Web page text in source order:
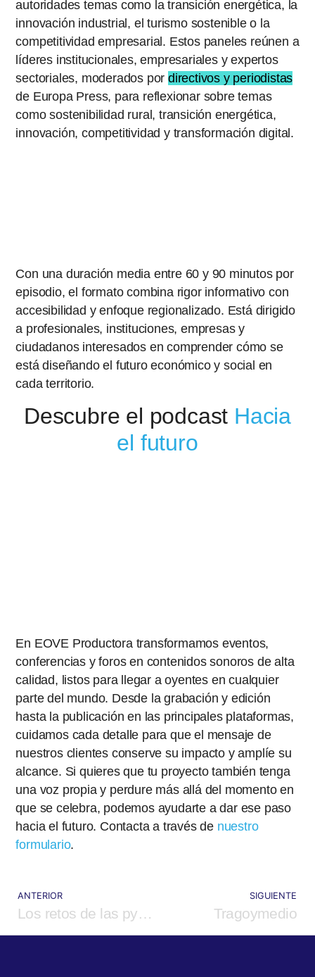
autoridades temas como la transición energética, la
innovación industrial, el turismo sostenible o la
competitividad empresarial. Estos paneles reúnen a
líderes institucionales, empresariales y expertos
sectoriales, moderados por directivos y periodistas
de Europa Press, para reflexionar sobre temas
como sostenibilidad rural, transición energética,
innovación, competitividad y transformación digital.
Con una duración media entre 60 y 90 minutos por
episodio, el formato combina rigor informativo con
accesibilidad y enfoque regionalizado. Está dirigido
a profesionales, instituciones, empresas y
ciudadanos interesados en comprender cómo se
está diseñando el futuro económico y social en
cada territorio.
Descubre el podcast Hacia
el futuro
En EOVE Productora transformamos eventos,
conferencias y foros en contenidos sonoros de alta
calidad, listos para llegar a oyentes en cualquier
parte del mundo. Desde la grabación y edición
hasta la publicación en las principales plataformas,
cuidamos cada detalle para que el mensaje de
nuestros clientes conserve su impacto y amplíe su
alcance. Si quieres que tu proyecto también tenga
una voz propia y perdure más allá del momento en
que se celebra, podemos ayudarte a dar ese paso
hacia el futuro. Contacta a través de nuestro
formulario.
ANTERIOR SIGUIENTE
Tragoymedio